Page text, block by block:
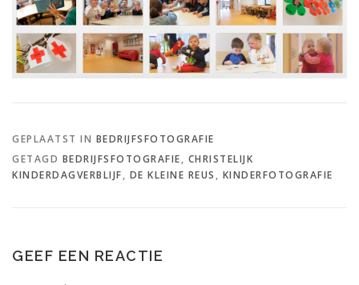
GEPLAATST IN BEDRIJFSFOTOGRAFIE
GETAGD BEDRIJFSFOTOGRAFIE, CHRISTELIJK
KINDERDAGVERBLIJF, DE KLEINE REUS , KINDERFOTOGRAFIE
GEEF EEN REACTIE